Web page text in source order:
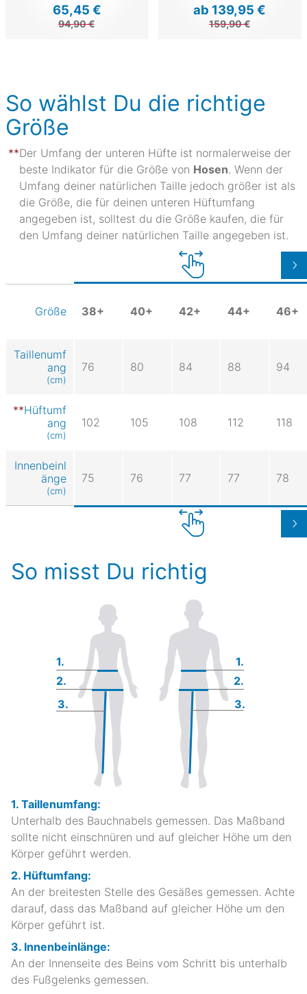
65,45 €
94,90 €
ab 139,95 €
159,90 €
So wählst Du die richtige
Größe
Der Umfang der unteren Hüfte ist normalerweise der
beste Indikator für die Größe von Hosen. Wenn der
Umfang deiner natürlichen Taille jedoch größer ist als
die Größe, die für deinen unteren Hüftumfang
angegeben ist, solltest du die Größe kaufen, die für
den Umfang deiner natürlichen Taille angegeben ist.
Größe 38+ 40+ 42+ 44+ 46+
Taillenumf
ang
(cm)
76 80 84 88 94
Hüftumf
ang
(cm)
102 105 108 112 118
Innenbeinl
änge
(cm)
75 76 77 77 78
So misst Du richtig
1.
1.
2.
2.
3.
3.
1. Taillenumfang:
Unterhalb des Bauchnabels gemessen. Das Maßband
sollte nicht einschnüren und auf gleicher Höhe um den
Körper geführt werden.
2. Hüftumfang:
An der breitesten Stelle des Gesäßes gemessen. Achte
darauf, dass das Maßband auf gleicher Höhe um den
Körper geführt ist.
3. Innenbeinlänge:
An der Innenseite des Beins vom Schritt bis unterhalb
des Fußgelenks gemessen.